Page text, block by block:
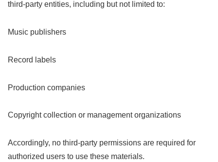
third-party entities, including but not limited to:
Music publishers
Record labels
Production companies
Copyright collection or management organizations
Accordingly, no third-party permissions are required for
authorized users to use these materials.